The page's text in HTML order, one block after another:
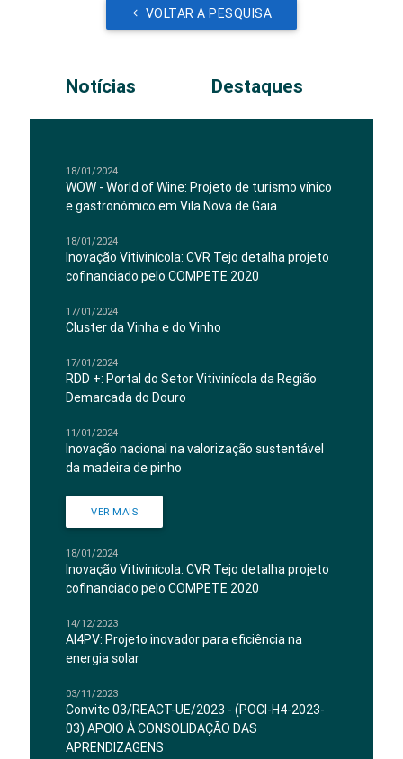
VOLTAR A PESQUISA
Notícias Destaques
18/01/2024
WOW - World of Wine: Projeto de turismo vínico
e gastronómico em Vila Nova de Gaia
18/01/2024
Inovação Vitivinícola: CVR Tejo detalha projeto
cofinanciado pelo COMPETE 2020
17/01/2024
Cluster da Vinha e do Vinho
17/01/2024
RDD +: Portal do Setor Vitivinícola da Região
Demarcada do Douro
11/01/2024
Inovação nacional na valorização sustentável
da madeira de pinho
VER MAIS
18/01/2024
Inovação Vitivinícola: CVR Tejo detalha projeto
cofinanciado pelo COMPETE 2020
14/12/2023
AI4PV: Projeto inovador para eficiência na
energia solar
03/11/2023
Convite 03/REACT-UE/2023 - (POCI-H4-2023-
03) APOIO À CONSOLIDAÇÃO DAS
APRENDIZAGENS